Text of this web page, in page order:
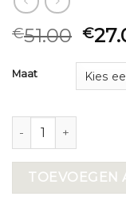
€51.00 €
Maat
vintage truien aantal
TOEVOEGEN